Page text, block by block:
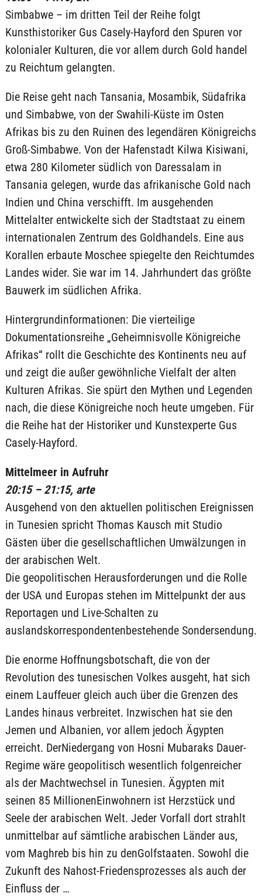
Simbabwe – im dritten Teil der Reihe folgt
Kunsthistoriker Gus Casely-Hayford den Spuren vor
kolonialer Kulturen, die vor allem durch Gold handel
zu Reichtum gelangten.
Die Reise geht nach Tansania, Mosambik, Südafrika
und Simbabwe, von der Swahili-Küste im Osten
Afrikas bis zu den Ruinen des legendären Königreichs
Groß-Simbabwe. Von der Hafenstadt Kilwa Kisiwani,
etwa 280 Kilometer südlich von Daressalam in
Tansania gelegen, wurde das afrikanische Gold nach
Indien und China verschifft. Im ausgehenden
Mittelalter entwickelte sich der Stadtstaat zu einem
internationalen Zentrum des Goldhandels. Eine aus
Korallen erbaute Moschee spiegelte den Reichtumdes
Landes wider. Sie war im 14. Jahrhundert das größte
Bauwerk im südlichen Afrika.
Hintergrundinformationen: Die vierteilige
Dokumentationsreihe „Geheimnisvolle Königreiche
Afrikas“ rollt die Geschichte des Kontinents neu auf
und zeigt die außer gewöhnliche Vielfalt der alten
Kulturen Afrikas. Sie spürt den Mythen und Legenden
nach, die diese Königreiche noch heute umgeben. Für
die Reihe hat der Historiker und Kunstexperte Gus
Casely-Hayford.
Mittelmeer in Aufruhr
20:15 – 21:15, arte
Ausgehend von den aktuellen politischen Ereignissen
in Tunesien spricht Thomas Kausch mit Studio
Gästen über die gesellschaftlichen Umwälzungen in
der arabischen Welt.
Die geopolitischen Herausforderungen und die Rolle
der USA und Europas stehen im Mittelpunkt der aus
Reportagen und Live-Schalten zu
auslandskorrespondentenbestehende Sondersendung.
Die enorme Hoffnungsbotschaft, die von der
Revolution des tunesischen Volkes ausgeht, hat sich
einem Lauffeuer gleich auch über die Grenzen des
Landes hinaus verbreitet. Inzwischen hat sie den
Jemen und Albanien, vor allem jedoch Ägypten
erreicht. DerNiedergang von Hosni Mubaraks Dauer-
Regime wäre geopolitisch wesentlich folgenreicher
als der Machtwechsel in Tunesien. Ägypten mit
seinen 85 MillionenEinwohnern ist Herzstück und
Seele der arabischen Welt. Jeder Vorfall dort strahlt
unmittelbar auf sämtliche arabischen Länder aus,
vom Maghreb bis hin zu denGolfstaaten. Sowohl die
Zukunft des Nahost-Friedensprozesses als auch der
Einfluss der …